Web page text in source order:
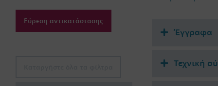
μηχανισμός
Συμπερασματικά,
ρύθμισης του
Εύρεση αντικατάστασης
Έγγραφα
Τεχνική